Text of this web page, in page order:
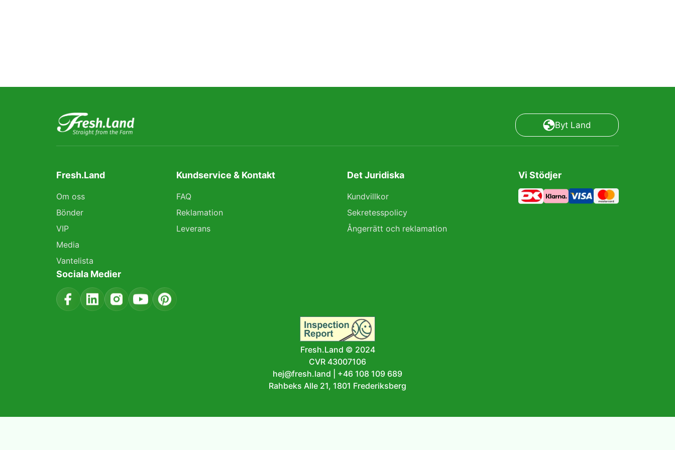
Byt Land
Fresh.Land
Om oss
Bönder
VIP
Media
Vantelista
Kundservice & Kontakt
FAQ
Reklamation
Leverans
Det Juridiska
Kundvillkor
Sekretesspolicy
Ångerrätt och reklamation
Vi Stödjer
Sociala Medier
Fresh.Land © 2024
CVR 43007106
hej@fresh.land
+46 108 109 689
Rahbeks Alle 21, 1801 Frederiksberg